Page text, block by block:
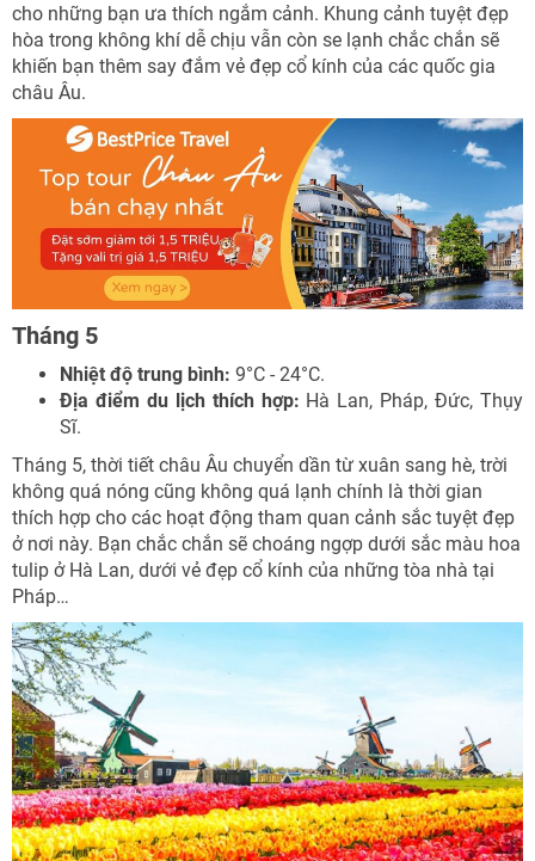
cho những bạn ưa thích ngắm cảnh. Khung cảnh tuyệt đẹp
hòa trong không khí dễ chịu vẫn còn se lạnh chắc chắn sẽ
khiến bạn thêm say đắm vẻ đẹp cổ kính của các quốc gia
châu Âu.
Tháng 5
Nhiệt độ trung bình: 9°C - 24°C.
Địa điểm du lịch thích hợp: Hà Lan, Pháp, Đức, Thụy
Sĩ.
Tháng 5, thời tiết châu Âu chuyển dần từ xuân sang hè, trời
không quá nóng cũng không quá lạnh chính là thời gian
thích hợp cho các hoạt động tham quan cảnh sắc tuyệt đẹp
ở nơi này. Bạn chắc chắn sẽ choáng ngợp dưới sắc màu hoa
tulip ở Hà Lan, dưới vẻ đẹp cổ kính của những tòa nhà tại
Pháp…